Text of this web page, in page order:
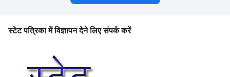
स्टेट पत्रिका में विज्ञापन देने लिए संपर्क करें